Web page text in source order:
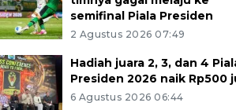
semifinal Piala Presiden
2 Agustus 2026 07:49
Hadiah juara 2, 3, dan 4
Presiden 2026 naik Rp500
6 Agustus 2026 06:44